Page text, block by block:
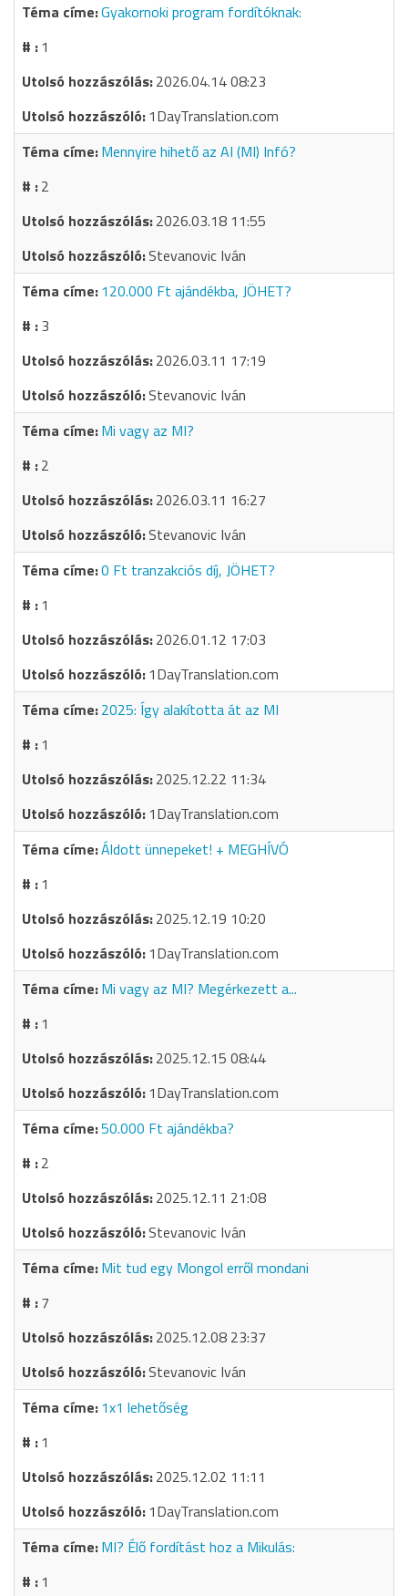
Gyakornoki program fordítóknak:
1
2026.04.14 08:23
1DayTranslation.com
Mennyire hihető az AI (MI) Infó?
2
2026.03.18 11:55
Stevanovic Iván
120.000 Ft ajándékba, JÖHET?
3
2026.03.11 17:19
Stevanovic Iván
Mi vagy az MI?
2
2026.03.11 16:27
Stevanovic Iván
0 Ft tranzakciós díj, JÖHET?
1
2026.01.12 17:03
1DayTranslation.com
2025: Így alakította át az MI
1
2025.12.22 11:34
1DayTranslation.com
Áldott ünnepeket! + MEGHÍVÓ
1
2025.12.19 10:20
1DayTranslation.com
Mi vagy az MI? Megérkezett a...
1
2025.12.15 08:44
1DayTranslation.com
50.000 Ft ajándékba?
2
2025.12.11 21:08
Stevanovic Iván
Mit tud egy Mongol erről mondani
7
2025.12.08 23:37
Stevanovic Iván
1x1 lehetőség
1
2025.12.02 11:11
1DayTranslation.com
MI? Élő fordítást hoz a Mikulás:
1